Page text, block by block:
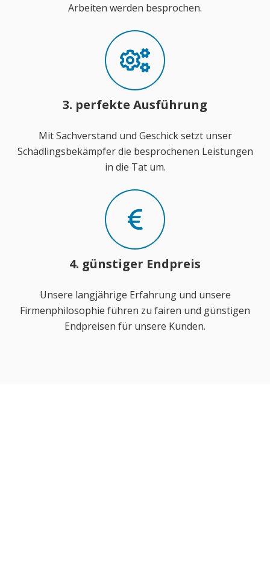
Arbeiten werden besprochen.
3. perfekte Ausführung
Mit Sachverstand und Geschick setzt unser
Schädlingsbekämpfer die besprochenen Leistungen
in die Tat um.
4. günstiger Endpreis
Unsere langjährige Erfahrung und unsere
Firmenphilosophie führen zu fairen und günstigen
Endpreisen für unsere Kunden.